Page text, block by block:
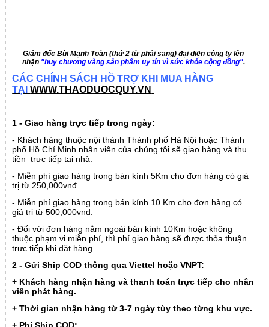
Giám đốc Bùi Mạnh Toàn (thứ 2 từ phải sang) đại diện công ty lên
nhận "huy chương vàng sản phẩm uy tín vì sức khỏe cộng đồng".
CÁC CHÍNH SÁCH HỒ TRỢ KHI MUA HÀNG
TẠIWWW.THAODUOCQUY.VN
1 - Giao hàng trực tiếp trong ngày:
- Khách hàng thuộc nội thành Thành phố Hà Nội hoặc Thành
phố Hồ Chí Minh nhân viên của chúng tôi sẽ giao hàng và thu
tiền trực tiếp tại nhà.
- Miễn phí giao hàng trong bán kính 5Km cho đơn hàng có giá
trị từ 250,000vnđ.
- Miễn phí giao hàng trong bán kính 10 Km cho đơn hàng có
giá trị từ 500,000vnđ.
- Đối với đơn hàng nằm ngoài bán kính 10Km hoặc không
thuộc phạm vi miễn phí, thì phí giao hàng sẽ được thỏa thuận
trực tiếp khi đặt hàng.
2 - Gửi Ship COD thông qua Viettel hoặc VNPT:
+ Khách hàng nhận hàng và thanh toán trực tiếp cho nhân
viên phát hàng.
+ Thời gian nhận hàng từ 3-7 ngày tùy theo từng khu vực.